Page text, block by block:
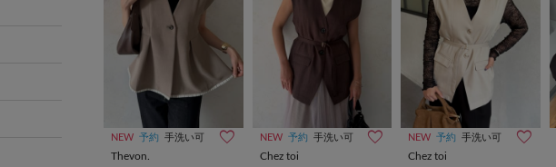
NEW 予約 手洗い可
Thevon.
NEW 予約 手洗い可
Chez toi
NEW 予約 手洗い可
Chez toi